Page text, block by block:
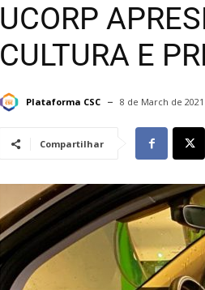
UCORP
CULTURA E
Plataforma CSC 8 de March de 2021
Compartilhar